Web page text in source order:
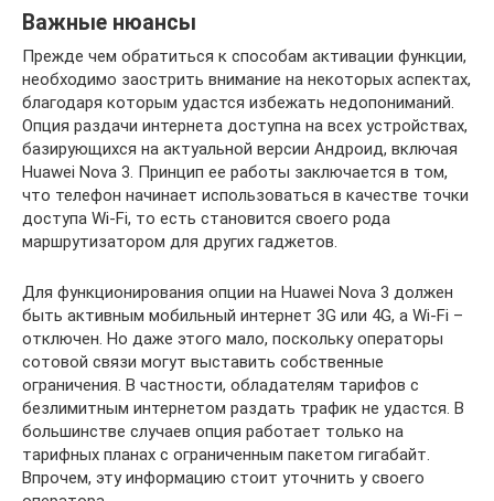
Важные нюансы
Прежде чем обратиться к способам активации функции,
необходимо заострить внимание на некоторых аспектах,
благодаря которым удастся избежать недопониманий.
Опция раздачи интернета доступна на всех устройствах,
базирующихся на актуальной версии Андроид, включая
Huawei Nova 3. Принцип ее работы заключается в том,
что телефон начинает использоваться в качестве точки
доступа Wi-Fi, то есть становится своего рода
маршрутизатором для других гаджетов.
Для функционирования опции на Huawei Nova 3 должен
быть активным мобильный интернет 3G или 4G, а Wi-Fi –
отключен. Но даже этого мало, поскольку операторы
сотовой связи могут выставить собственные
ограничения. В частности, обладателям тарифов с
безлимитным интернетом раздать трафик не удастся. В
большинстве случаев опция работает только на
тарифных планах с ограниченным пакетом гигабайт.
Впрочем, эту информацию стоит уточнить у своего